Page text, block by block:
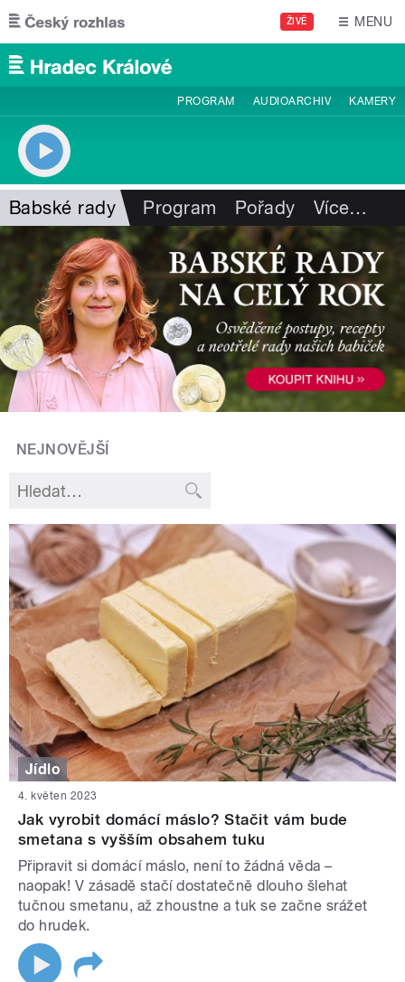
Přejít k hlavnímu obsahu
ŽIVĚ MENU
PROGRAM AUDIOARCHIV KAMERY
Babské rady Program Pořady Více…
NEJNOVĚJŠÍ
Jídlo
4. květen 2023
Jak vyrobit domácí máslo? Stačit vám bude
smetana s vyšším obsahem tuku
Připravit si domácí máslo, není to žádná věda –
naopak! V zásadě stačí dostatečně dlouho šlehat
tučnou smetanu, až zhoustne a tuk se začne srážet
do hrudek.